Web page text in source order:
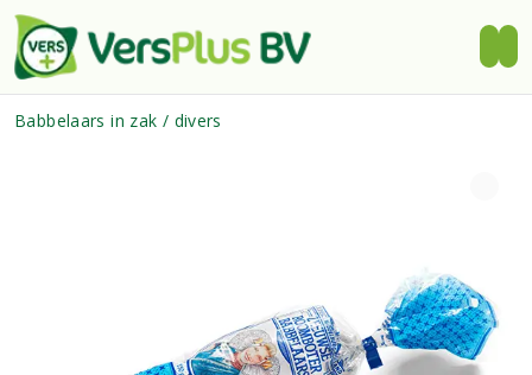
Babbelaars in zak / divers